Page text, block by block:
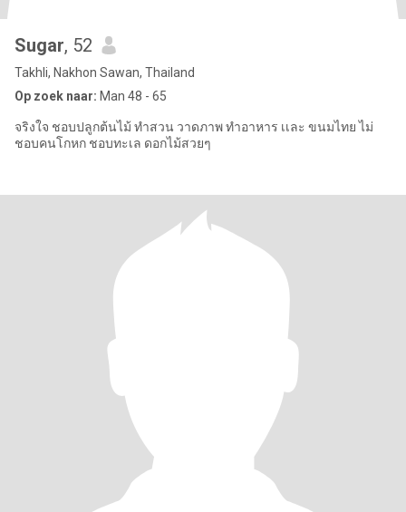
Sugar, 52
Takhli, Nakhon Sawan, Thailand
Op zoek naar: Man 48 - 65
จริงใจ ชอบปลูกต้นไม้ ทำสวน วาดภาพ ทำอาหาร เเละ ขนมไทย ไม่
ชอบคนโกหก ชอบทะเล ดอกไม้สวยๆ